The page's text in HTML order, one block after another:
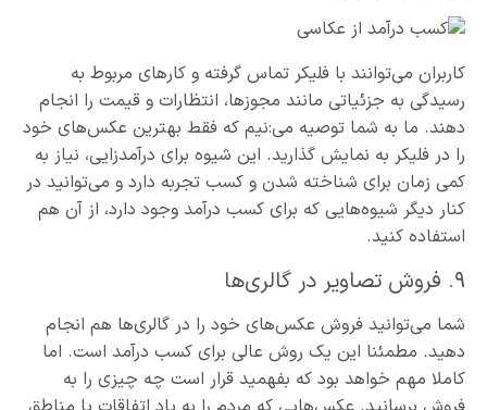
کاربران می‌توانند با فلیکر تماس گرفته و کارهای مربوط به
رسیدگی به جزئیاتی مانند مجوزها، انتظارات و قیمت را انجام
دهند. ما به شما توصیه می‌:نیم که فقط بهترین‌ عکس‌های خود
را در فلیکر به نمایش گذارید. این شیوه برای درآمدزایی، نیاز به
کمی زمان برای شناخته شدن و کسب تجربه دارد و می‌توانید در
کنار دیگر شیوه‌هایی که برای کسب درآمد وجود دارد، از آن هم
استفاده کنید.
۹. فروش تصاویر در گالری‌ها
شما می‌توانید فروش عکس‌های خود را در گالری‌ها هم انجام
دهید. مطمئنا این یک روش عالی برای کسب درآمد است. اما
کاملا مهم خواهد بود که بفهمید قرار است چه چیزی را به